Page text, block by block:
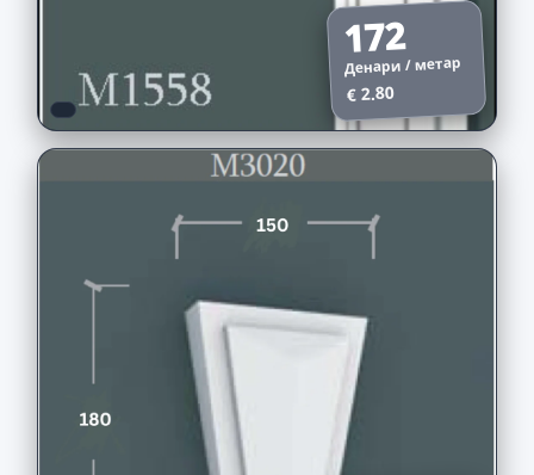
172
Денари / метар
€ 2.80